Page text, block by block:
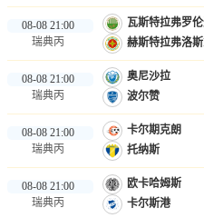
08-08 21:00
瑞典丙
瓦斯特拉弗罗
赫斯特拉弗洛
08-08 21:00
瑞典丙
奥尼沙拉
波尔赞
08-08 21:00
瑞典丙
卡尔期克朗
托纳斯
08-08 21:00
瑞典丙
欧卡哈姆斯
卡尔斯港